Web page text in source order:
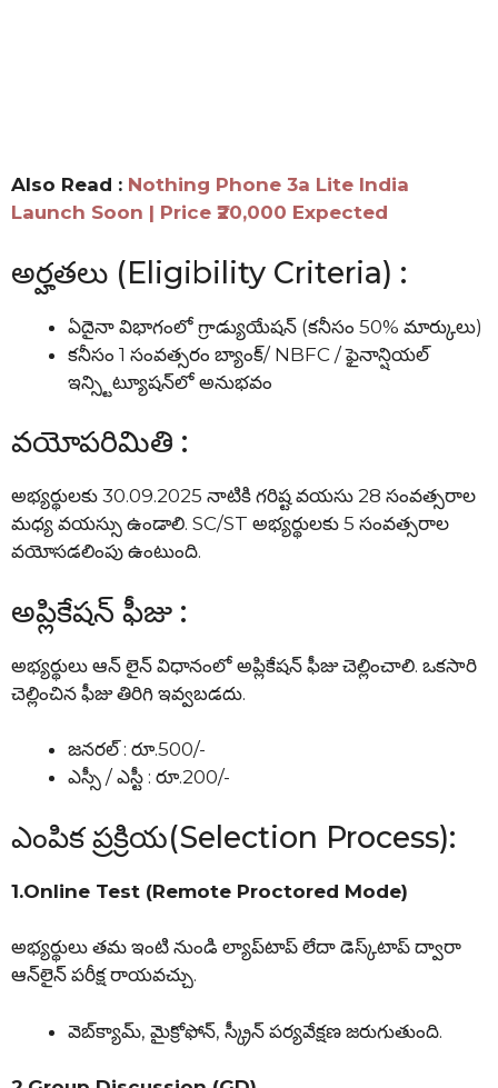
Also Read : Nothing Phone 3a Lite India
Launch Soon | Price ₹20,000 Expected
అర్హతలు (Eligibility Criteria) :
ఏదైనా విభాగంలో గ్రాడ్యుయేషన్ (కనీసం 50% మార్కులు)
కనీసం 1 సంవత్సరం బ్యాంక్/ NBFC / ఫైనాన్షియల్
ఇన్స్టిట్యూషన్‌లో అనుభవం
వయోపరిమితి :
అభ్యర్థులకు 30.09.2025 నాటికి గరిష్ట వయసు 28 సంవత్సరాల
మధ్య వయస్సు ఉండాలి. SC/ST అభ్యర్థులకు 5 సంవత్సరాల
వయోసడలింపు ఉంటుంది.
అప్లికేషన్ ఫీజు :
అభ్యర్థులు ఆన్ లైన్ విధానంలో అప్లికేషన్ ఫీజు చెల్లించాలి. ఒకసారి
చెల్లించిన ఫీజు తిరిగి ఇవ్వబడదు.
జనరల్ : రూ.500/-
ఎస్సీ / ఎస్టీ : రూ.200/-
ఎంపిక ప్రక్రియ(Selection Process):
1.Online Test (Remote Proctored Mode)
అభ్యర్థులు తమ ఇంటి నుండి ల్యాప్‌టాప్ లేదా డెస్క్‌టాప్ ద్వారా
ఆన్‌లైన్ పరీక్ష రాయవచ్చు.
వెబ్‌క్యామ్, మైక్రోఫోన్, స్క్రీన్ పర్యవేక్షణ జరుగుతుంది.